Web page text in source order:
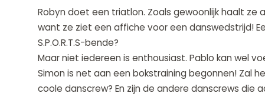
Robyn doet een triatlon. Zoals gewoonlijk haalt ze
want ze ziet een affiche voor een danswedstrijd!
S.P.O.R.T.S-bende?
Maar niet iedereen is enthousiast. Pablo kan wel
Simon is net aan een bokstraining begonnen! Zal
coole danscrew? En zijn de andere danscrews